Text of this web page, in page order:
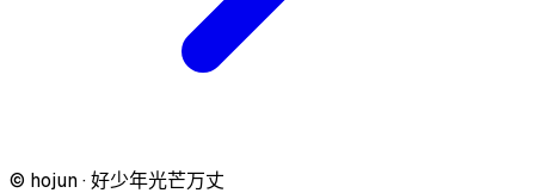
© hojun · 好少年光芒万丈